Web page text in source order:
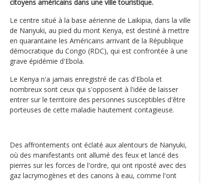
citoyens américains dans une ville touristique.
Le centre situé à la base aérienne de Laikipia, dans la ville
de Nanyuki, au pied du mont Kenya, est destiné à mettre
en quarantaine les Américains arrivant de la République
démocratique du Congo (RDC), qui est confrontée à une
grave épidémie d'Ebola.
Le Kenya n'a jamais enregistré de cas d'Ebola et
nombreux sont ceux qui s'opposent à l'idée de laisser
entrer sur le territoire des personnes susceptibles d'être
porteuses de cette maladie hautement contagieuse.
Des affrontements ont éclaté aux alentours de Nanyuki,
où des manifestants ont allumé des feux et lancé des
pierres sur les forces de l'ordre, qui ont riposté avec des
gaz lacrymogènes et des canons à eau, comme l'ont